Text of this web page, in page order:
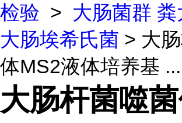
检验 > 大肠菌群
大肠埃希氏菌 > 大
体MS2液体培养基 ...
大肠杆菌噬